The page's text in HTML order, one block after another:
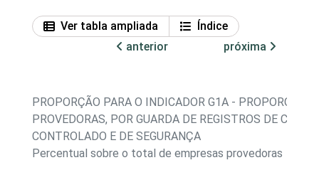
Ver tabla ampliada
Índice
anterior
próxima
PROPORÇÃO PARA O INDICADOR G1A - PROPORÇÃO
PROVEDORAS, POR GUARDA DE REGISTROS DE
CONTROLADO E DE SEGURANÇA
Percentual sobre o total de empresas provedoras